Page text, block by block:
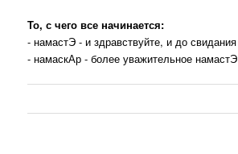
То, с чего все начинается:
- намастЭ - и здравствуйте, и до свидания
- намаскАр - более уважительное намастЭ